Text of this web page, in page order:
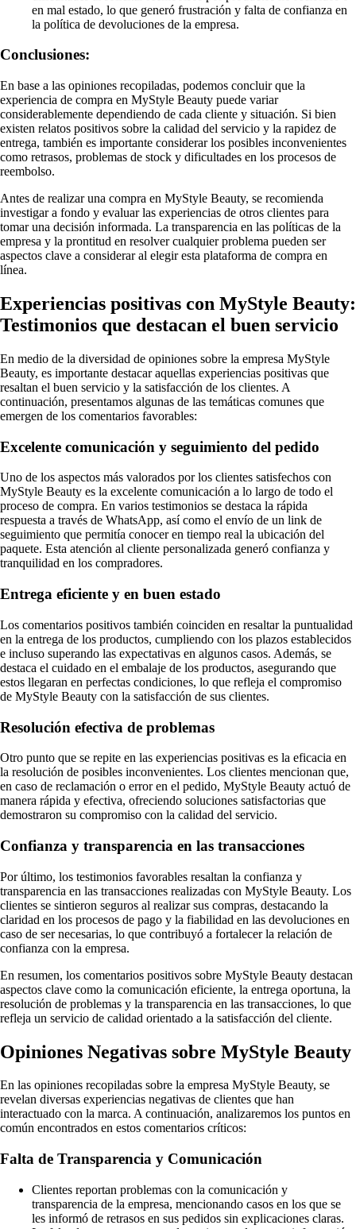
en mal estado, lo que generó frustración y falta de confianza en
la política de devoluciones de la empresa.
Conclusiones:
En base a las opiniones recopiladas, podemos concluir que la
experiencia de compra en MyStyle Beauty puede variar
considerablemente dependiendo de cada cliente y situación. Si bien
existen relatos positivos sobre la calidad del servicio y la rapidez de
entrega, también es importante considerar los posibles inconvenientes
como retrasos, problemas de stock y dificultades en los procesos de
reembolso.
Antes de realizar una compra en MyStyle Beauty, se recomienda
investigar a fondo y evaluar las experiencias de otros clientes para
tomar una decisión informada. La transparencia en las políticas de la
empresa y la prontitud en resolver cualquier problema pueden ser
aspectos clave a considerar al elegir esta plataforma de compra en
línea.
Experiencias positivas con MyStyle Beauty:
Testimonios que destacan el buen servicio
En medio de la diversidad de opiniones sobre la empresa MyStyle
Beauty, es importante destacar aquellas experiencias positivas que
resaltan el buen servicio y la satisfacción de los clientes. A
continuación, presentamos algunas de las temáticas comunes que
emergen de los comentarios favorables:
Excelente comunicación y seguimiento del pedido
Uno de los aspectos más valorados por los clientes satisfechos con
MyStyle Beauty es la excelente comunicación a lo largo de todo el
proceso de compra. En varios testimonios se destaca la rápida
respuesta a través de WhatsApp, así como el envío de un link de
seguimiento que permitía conocer en tiempo real la ubicación del
paquete. Esta atención al cliente personalizada generó confianza y
tranquilidad en los compradores.
Entrega eficiente y en buen estado
Los comentarios positivos también coinciden en resaltar la puntualidad
en la entrega de los productos, cumpliendo con los plazos establecidos
e incluso superando las expectativas en algunos casos. Además, se
destaca el cuidado en el embalaje de los productos, asegurando que
estos llegaran en perfectas condiciones, lo que refleja el compromiso
de MyStyle Beauty con la satisfacción de sus clientes.
Resolución efectiva de problemas
Otro punto que se repite en las experiencias positivas es la eficacia en
la resolución de posibles inconvenientes. Los clientes mencionan que,
en caso de reclamación o error en el pedido, MyStyle Beauty actuó de
manera rápida y efectiva, ofreciendo soluciones satisfactorias que
demostraron su compromiso con la calidad del servicio.
Confianza y transparencia en las transacciones
Por último, los testimonios favorables resaltan la confianza y
transparencia en las transacciones realizadas con MyStyle Beauty. Los
clientes se sintieron seguros al realizar sus compras, destacando la
claridad en los procesos de pago y la fiabilidad en las devoluciones en
caso de ser necesarias, lo que contribuyó a fortalecer la relación de
confianza con la empresa.
En resumen, los comentarios positivos sobre MyStyle Beauty destacan
aspectos clave como la comunicación eficiente, la entrega oportuna, la
resolución de problemas y la transparencia en las transacciones, lo que
refleja un servicio de calidad orientado a la satisfacción del cliente.
Opiniones Negativas sobre MyStyle Beauty
En las opiniones recopiladas sobre la empresa MyStyle Beauty, se
revelan diversas experiencias negativas de clientes que han
interactuado con la marca. A continuación, analizaremos los puntos en
común encontrados en estos comentarios críticos:
Falta de Transparencia y Comunicación
Clientes reportan problemas con la comunicación y
transparencia de la empresa, mencionando casos en los que se
les informó de retrasos en sus pedidos sin explicaciones claras.